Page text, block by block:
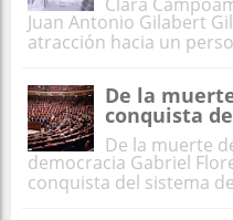
Juan Antonio Gilabert
atracción hacia un
De la
conquista
De la muerte
democracia Gabriel
conquista del sistema